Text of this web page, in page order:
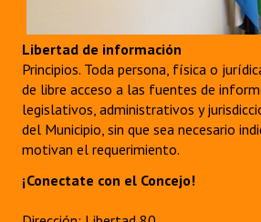
Libertad de información
Principios. Toda persona, física o
de libre acceso a las fuentes de
legislativos, administrativos y
del Municipio, sin que sea necesario
motivan el requerimiento.
¡Conectate con el Concejo!